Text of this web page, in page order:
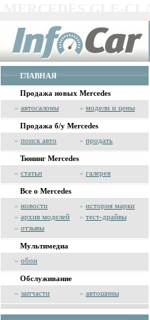
ГЛАВНАЯ
Продажа новых Mercedes
» автосалоны » модели и цены
Продажа б/у Mercedes
» поиск авто » продать
Тюнинг Mercedes
» статьи » галерея
Все о Mercedes
» новости » история марки
» архив моделей » тест-драйвы
» отзывы
Мультимедиа
» обои
Обслуживание
» запчасти » автошины